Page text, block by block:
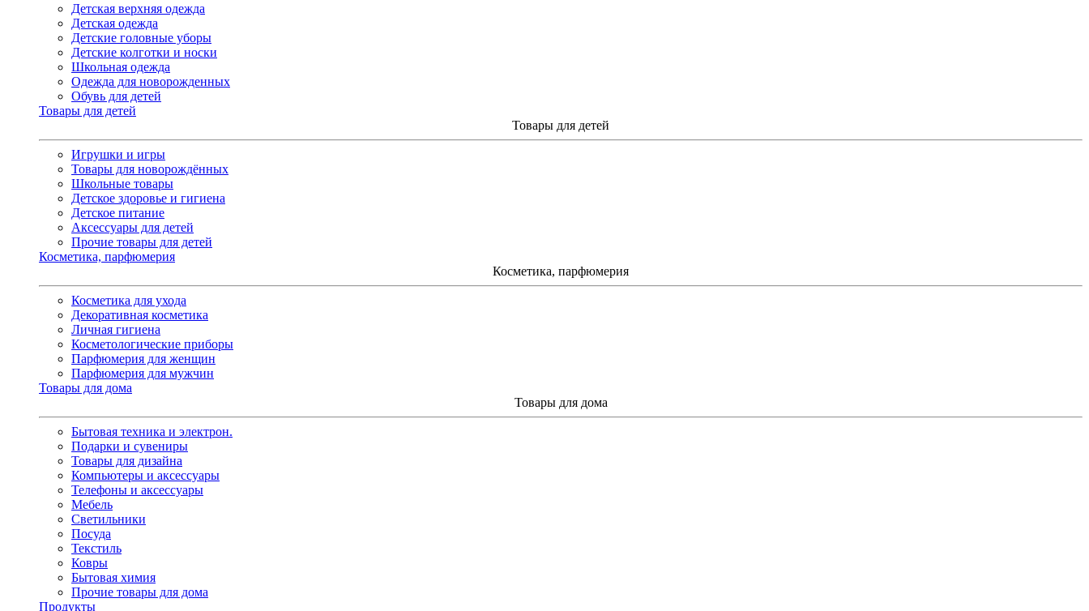
Детская верхняя одежда
Детская одежда
Детские головные уборы
Детские колготки и носки
Школьная одежда
Одежда для новорожденных
Обувь для детей
Товары для детей
Товары для детей
Игрушки и игры
Товары для новорождённых
Школьные товары
Детское здоровье и гигиена
Детское питание
Аксессуары для детей
Прочие товары для детей
Косметика, парфюмерия
Косметика, парфюмерия
Косметика для ухода
Декоративная косметика
Личная гигиена
Косметологические приборы
Парфюмерия для женщин
Парфюмерия для мужчин
Товары для дома
Товары для дома
Бытовая техника и электрон.
Подарки и сувениры
Товары для дизайна
Компьютеры и аксессуары
Телефоны и аксессуары
Мебель
Светильники
Посуда
Текстиль
Ковры
Бытовая химия
Прочие товары для дома
Продукты